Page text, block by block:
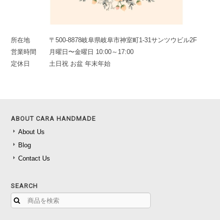
所在地
〒500-8878岐阜県岐阜市神室町1-31サンツウビル2F
営業時間
月曜日〜金曜日 10:00～17:00
定休日
土日祝 お盆 年末年始
ABOUT CARA HANDMADE
About Us
Blog
Contact Us
SEARCH